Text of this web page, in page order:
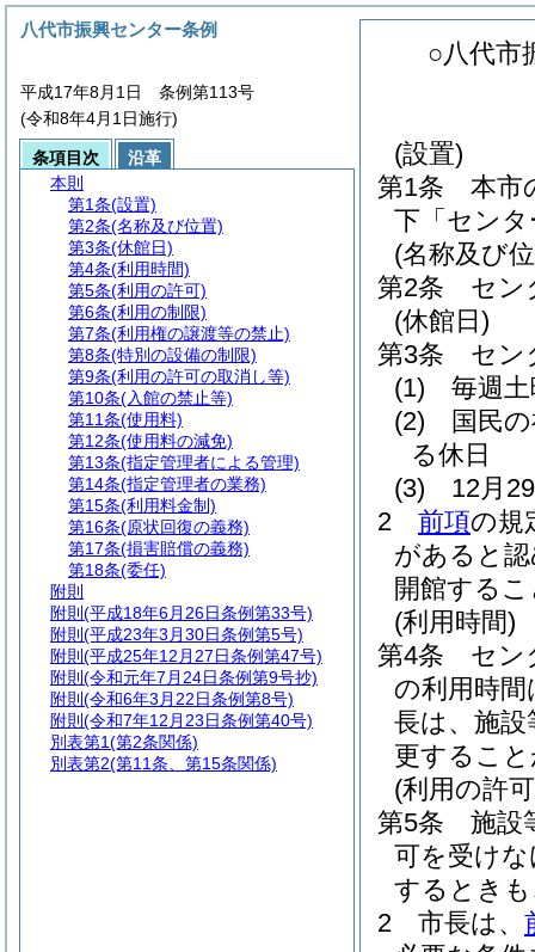
○八代市
(設置)
第1条
本市
下「セン
(名称及び
第2条
セン
(休館日)
第3条
セン
(1)
毎週
(2)
国民
る休日
(3)
12月
2
前項の規
があると
開館する
(利用時間)
第4条
セン
の利用時
長は、施
更するこ
(利用の許
第5条
施設
可を受け
するとき
2
市長は、
八代市振興センター条例
平成17年8月1日 条例第113号
(令和8年4月1日施行)
条項目次
沿革
本則
第1条(設置)
第2条(名称及び位置)
第3条(休館日)
第4条(利用時間)
第5条(利用の許可)
第6条(利用の制限)
第7条(利用権の譲渡等の禁止)
第8条(特別の設備の制限)
第9条(利用の許可の取消し等)
第10条(入館の禁止等)
第11条(使用料)
第12条(使用料の減免)
第13条(指定管理者による管理)
第14条(指定管理者の業務)
第15条(利用料金制)
第16条(原状回復の義務)
第17条(損害賠償の義務)
第18条(委任)
附則
附則 (平成18年6月26日条例第33号)
附則 (平成23年3月30日条例第5号)
附則 (平成25年12月27日条例第47号)
附則 (令和元年7月24日条例第9号抄)
附則 (令和6年3月22日条例第8号)
附則 (令和7年12月23日条例第40号)
別表第1(第2条関係)
別表第2(第11条、第15条関係)